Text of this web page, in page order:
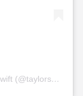
Uma publicação compartilhada por Taylor Swift (@taylorswift)